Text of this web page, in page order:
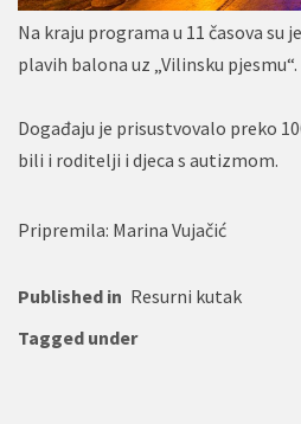
Na kraju programa u 11 časova su
plavih balona uz „Vilinsku pjesmu“.
Događaju je prisustvovalo preko
bili i roditelji i djeca s autizmom.
Pripremila: Marina Vujačić
Published in Resurni kutak
Tagged under